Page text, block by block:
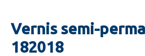
Vernis semi-
182018